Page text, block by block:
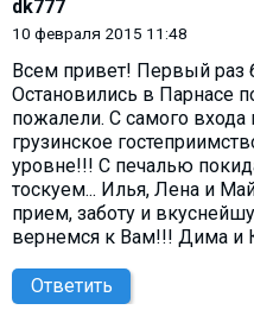
dk777
10 февраля 2015 11:48
Всем привет! Первый раз
Остановились в Парнасе
пожалели. С самого
грузинское
уровне!!! С печалью
тоскуем... Илья, Лена и
прием, заботу и
вернемся к Вам!!! Дима и
Ответить